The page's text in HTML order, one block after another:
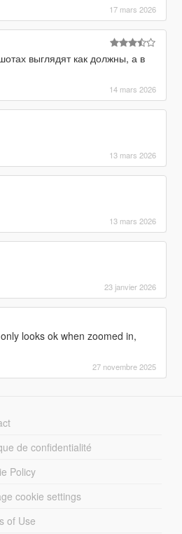
17 mars 2026
выглядят как должны, а в
14 mars 2026
13 mars 2026
13 mars 2026
23 janvier 2026
looks ok when zoomed in,
27 novembre 2025
de confidentialité
Policy
cookie settings
of Use